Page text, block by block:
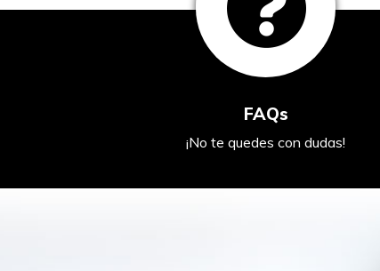
FAQs
¡No te quedes con dudas!